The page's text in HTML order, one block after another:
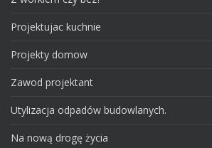
Projektujac kuchnie
Projekty domow
Zawod projektant
Utylizacja odpadów budowlanych.
Na nową drogę życia